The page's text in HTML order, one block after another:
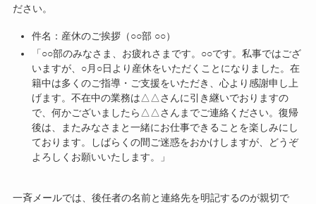
ださい。
件名：産休のご挨拶（○○部 ○○）
「○○部のみなさま、お疲れさまです。○○です。私事ではござ
いますが、○月○日より産休をいただくことになりました。在
籍中は多くのご指導・ご支援をいただき、心より感謝申し上
げます。不在中の業務は△△さんに引き継いでおりますの
で、何かございましたら△△さんまでご連絡ください。復帰
後は、またみなさまと一緒にお仕事できることを楽しみにし
ております。しばらくの間ご迷惑をおかけしますが、どうぞ
よろしくお願いいたします。」
一斉メールでは、後任者の名前と連絡先を明記するのが親切で